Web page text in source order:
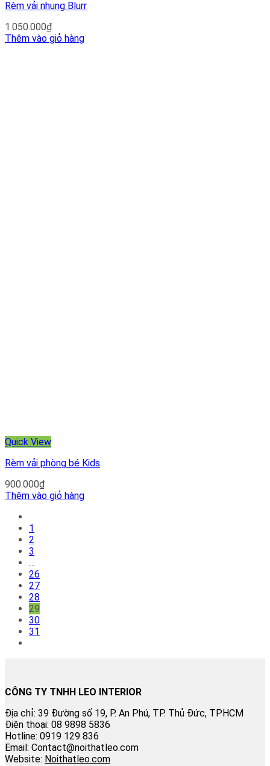
Rèm vải nhung Blurr
1.050.000₫
Thêm vào giỏ hàng
Quick View
Rèm vải phòng bé Kids
900.000₫
Thêm vào giỏ hàng
1
2
3
…
26
27
28
29
30
31
CÔNG TY TNHH LEO INTERIOR
Địa chỉ: 39 Đường số 19, P. An Phú, TP. Thủ Đức, TPHCM
Điện thoại: 08 9898 5836
Hotline: 0919 129 836
Email: Contact@noithatleo.com
Website: Noithatleo.com